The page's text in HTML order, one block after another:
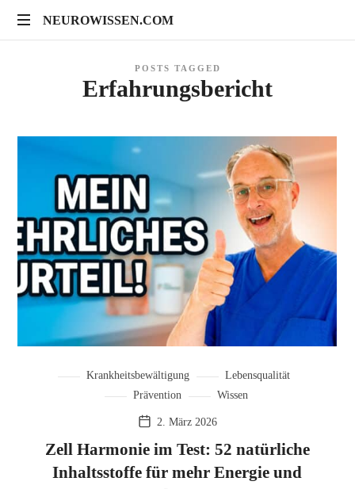
NEUROWISSEN.COM
NEUROWISSEN.COM
Gehirngesundheit,
Prävention
POSTS TAGGED
Erfahrungsbericht
Krankheitsbewältigung
Lebensqualität
Prävention
Wissen
2. März 2026
Zell Harmonie im Test: 52 natürliche
Inhaltsstoffe für mehr Energie und